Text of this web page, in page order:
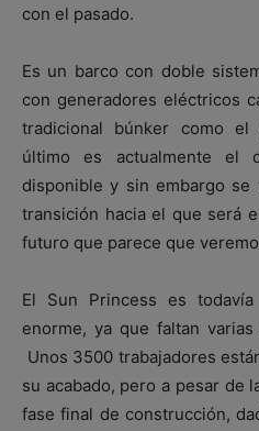
con el pasado.
Es un barco con doble
con generadores eléctricos
tradicional búnker como el
último es actualmente el
disponible y sin embargo
transición hacia el que será
futuro que parece que
El Sun Princess es
enorme, ya que faltan
Unos 3500 trabajadores
su acabado, pero a pesar de
fase final de construcción,